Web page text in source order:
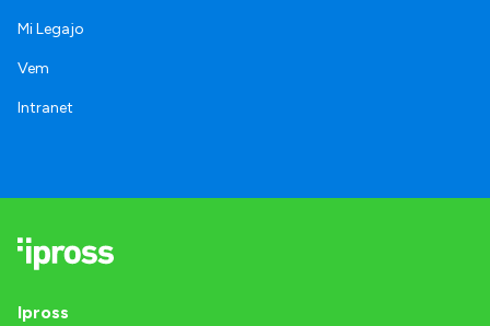
Mi Legajo
Vem
Intranet
Ipross